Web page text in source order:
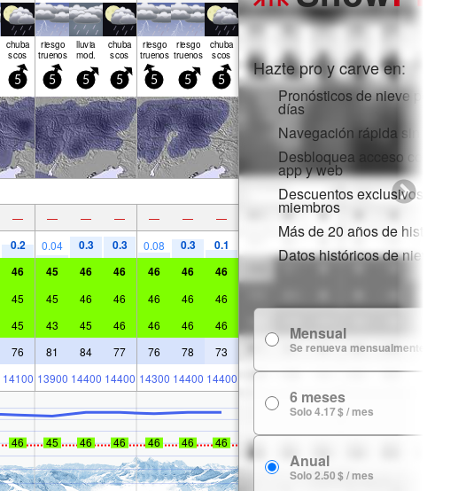
chuba
scos
riesgo
truenos
lluvia
mod.
chuba
scos
riesgo
truenos
riesgo
truenos
chuba
scos
5 5 5 5 5 5 5
— — — — — — —
0.2 0.04 0.3 0.3 0.08 0.3 0.1
46 45 46 46 46 46 46
45 45 46 46 46 46 46
45 43 45 46 46 46 46
76 81 84 77 76 78 73
14100 13900 14400 14400 14300 14400 14400
46 45 46 46 46 46 46
Hazte pro y carve en:
Pronósticos de nieve por
días
Navegación rápida sin
Desbloquea acceso
app y web
Descuentos exclusivos para
miembros
Más de 20 años de historial
Datos históricos de nieve
Mensual
Se renueva mensualmente
6 meses
Solo 4.17 $ / mes
Anual
Solo 2.50 $ / mes